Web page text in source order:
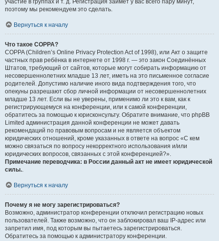
участие в группах и т. д. Регистрация займёт у вас всего пару минут,
поэтому мы рекомендуем это сделать.
Вернуться к началу
Что такое COPPA?
COPPA (Children’s Online Privacy Protection Act of 1998), или Акт о защите
частных прав ребёнка в интернете от 1998 г. — это закон Соединённых
Штатов, требующий от сайтов, которые могут собирать информацию от
несовершеннолетних младше 13 лет, иметь на это письменное согласие
родителей. Допустимо наличие иного вида подтверждения того, что
опекуны разрешают сбор личной информации от несовершеннолетних
младше 13 лет. Если вы не уверены, применимо ли это к вам, как к
регистрирующемуся на конференции, или к самой конференции,
обратитесь за помощью к юрисконсульту. Обратите внимание, что phpBB
Limited администрация данной конференции не может давать
рекомендаций по правовым вопросам и не является объектом
юридических отношений, кроме указанных в ответе на вопрос «С кем
можно связаться по вопросу некорректного использования и/или
юридических вопросов, связанных с этой конференцией?».
Примечание переводчика: в России данный акт не имеет юридической
силы..
Вернуться к началу
Почему я не могу зарегистрироваться?
Возможно, администратор конференции отключил регистрацию новых
пользователей. Также возможно, что он заблокировал ваш IP-адрес или
запретил имя, под которым вы пытаетесь зарегистрироваться.
Обратитесь за помощью к администратору конференции.